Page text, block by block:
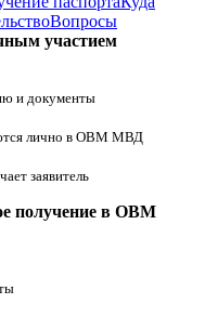
Вопросы
участием
и документы
лично в ОВМ МВД
заявитель
получение в ОВМ